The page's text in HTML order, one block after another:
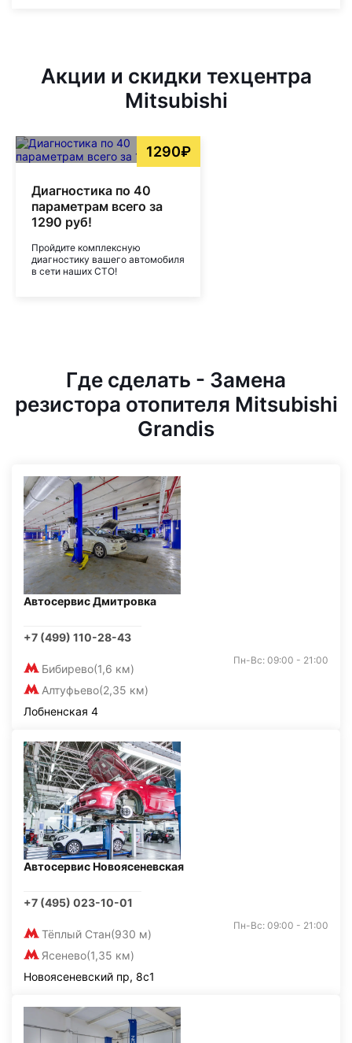
Акции и скидки техцентра
Mitsubishi
1290₽
Диагностика по 40
параметрам всего за
1290 руб!
Пройдите комплексную
диагностику вашего автомобиля
в сети наших СТО!
Где сделать - Замена
резистора отопителя Mitsubishi
Grandis
Автосервис Дмитровка
+7 (499) 110-28-43
Бибирево(1,6 км)
Алтуфьево(2,35 км)
Пн-Вс: 09:00 - 21:00
Лобненская 4
Автосервис Новоясеневская
+7 (495) 023-10-01
Тёплый Стан(930 м)
Ясенево(1,35 км)
Пн-Вс: 09:00 - 21:00
Новоясеневский пр, 8с1